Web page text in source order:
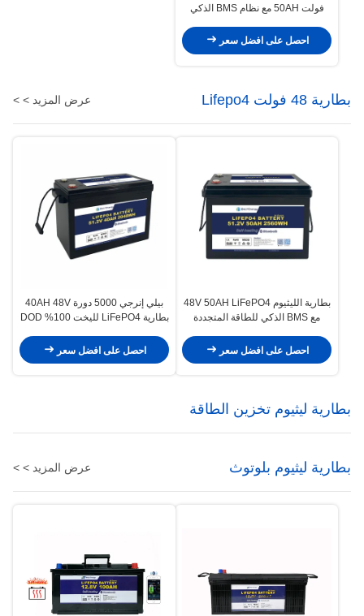
فولت 50AH مع نظام BMS الذكي
احصل على افضل سعر
بطارية 48 فولت Lifepo4 عرض المزيد > >
بطارية الليثيوم 48V 50AH LiFePO4
مع BMS الذكي للطاقة المتجددة
احصل على افضل سعر
بيلي إنرجي 5000 دورة 40AH 48V
بطارية LiFePO4 لليخت 100% DOD
احصل على افضل سعر
بطارية ليثيوم تخزين الطاقة
بطارية ليثيوم بلوتوث عرض المزيد > >